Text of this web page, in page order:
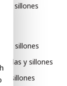
y sillones
y sillones
Sillas y sillones
y sillones